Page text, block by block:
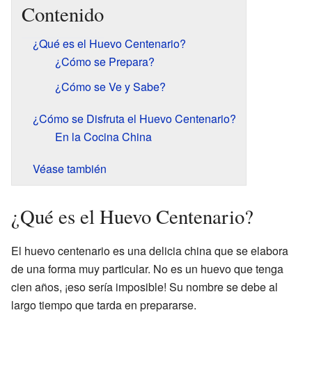
Contenido
¿Qué es el Huevo Centenario?
¿Cómo se Prepara?
¿Cómo se Ve y Sabe?
¿Cómo se Disfruta el Huevo Centenario?
En la Cocina China
Véase también
¿Qué es el Huevo Centenario?
El huevo centenario es una delicia china que se elabora
de una forma muy particular. No es un huevo que tenga
cien años, ¡eso sería imposible! Su nombre se debe al
largo tiempo que tarda en prepararse.